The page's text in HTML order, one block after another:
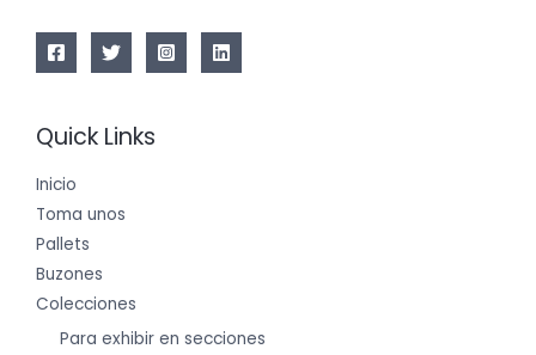
Quick Links
Inicio
Toma unos
Pallets
Buzones
Colecciones
Para exhibir en secciones